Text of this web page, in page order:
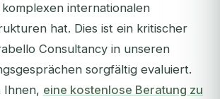
internationalen
hat. Dies ist ein kritischer
Consultancy in unseren
sorgfältig evaluiert.
Ihnen, eine kostenlose Beratung zu